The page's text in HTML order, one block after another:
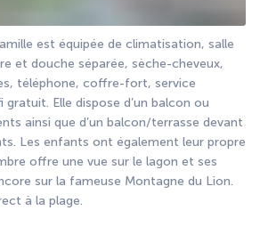
est équipée de climatisation, salle
et douche séparée, sèche-cheveux,
téléphone, coffre-fort, service
Elle dispose d’un balcon ou
ainsi que d’un balcon/terrasse devant
Les enfants ont également leur propre
offre une vue sur le lagon et ses
sur la fameuse Montagne du Lion.
à la plage.